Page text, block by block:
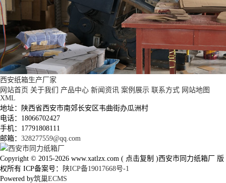
西安纸箱生产厂家
网站首页 关于我们 产品中心 新闻资讯 案例展示 联系方式 网站地图
XML
地址：陕西省西安市南郊长安区韦曲街办瓜洲村
电话：18066702427
手机：17791808111
邮箱： 328277559@qq.com
Copyright © 2015-2026 www.xatlzx.com ( 点击复制 )西安市同力纸箱厂 版
权所有 ICP备案号：
陕ICP备19017668号-1
Powered by筑巢ECMS